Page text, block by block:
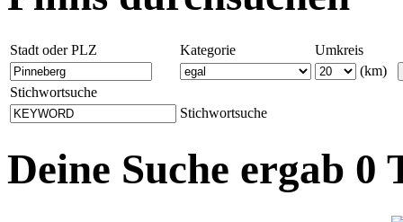
Stadt oder PLZ Kategorie
Umkreis
(km)
Stichwortsuche
Stichwortsuche
Deine Suche ergab 0